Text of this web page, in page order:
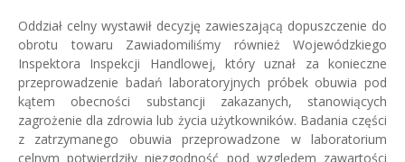
Oddział celny wystawił decyzję zawieszającą dopuszczenie do
obrotu towaru Zawiadomiliśmy również Wojewódzkiego
Inspektora Inspekcji Handlowej, który uznał za konieczne
przeprowadzenie badań laboratoryjnych próbek obuwia pod
kątem obecności substancji zakazanych, stanowiących
zagrożenie dla zdrowia lub życia użytkowników. Badania części
z zatrzymanego obuwia przeprowadzone w laboratorium
celnym potwierdziły niezgodność pod względem zawartości